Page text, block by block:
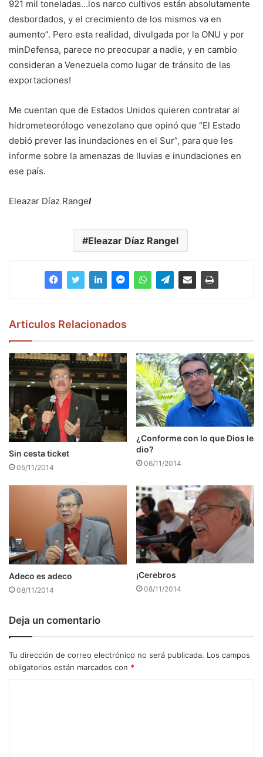
921 mil toneladas…los narco cultivos están absolutamente
desbordados, y el crecimiento de los mismos va en
aumento”. Pero esta realidad, divulgada por la ONU y por
minDefensa, parece no preocupar a nadie, y en cambio
consideran a Venezuela como lugar de tránsito de las
exportaciones!
Me cuentan que de Estados Unidos quieren contratar al
hidrometeorólogo venezolano que opinó que “El Estado
debió prever las inundaciones en el Sur”, para que les
informe sobre la amenazas de lluvias e inundaciones en
ese país.
Eleazar Díaz Rangel
Eleazar Díaz Rangel
Articulos Relacionados
Sin cesta ticket
05/11/2014
¿Conforme con lo que Dios le
dio?
06/11/2014
Adeco es adeco
08/11/2014
¡Cerebros
08/11/2014
Deja un comentario
Tu dirección de correo electrónico no será publicada. Los campos
obligatorios están marcados con *